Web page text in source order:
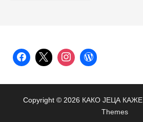
Copyright © 2026 КАКО ЈЕЦА КАЖЕ
Themes